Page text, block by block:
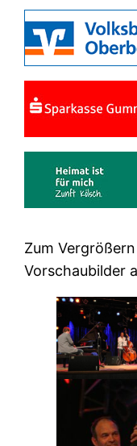
Zum
Vorschaubilder